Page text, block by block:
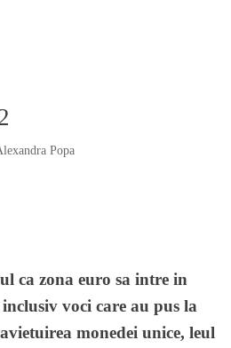
Popa
ca zona euro sa intre in
voci care au pus la
monedei unice, leul